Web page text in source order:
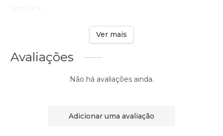
Ver mais
Avaliações
Não há avaliações ainda.
Adicionar uma avaliação